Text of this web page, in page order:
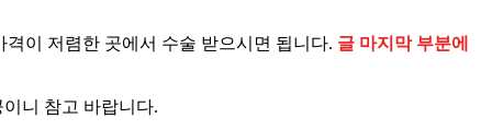
이 저렴한 곳에서 수술 받으시면 됩니다. 글 마지막 부분에
니 참고 바랍니다.